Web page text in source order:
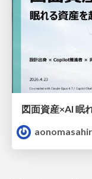
図面資産×AI 眠